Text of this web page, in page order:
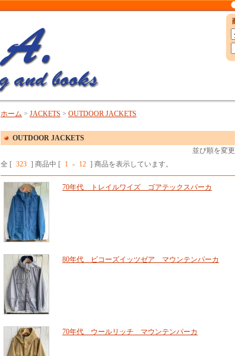
ホーム > JACKETS > OUTDOOR JACKETS
OUTDOOR JACKETS
並び順を変更
全 [ 323 ] 商品中 [ 1 - 12 ] 商品を表示しています。
70年代 トレイルワイズ ゴアテックスパーカ
80年代 ビコーズイッツゼア マウンテンパーカ
70年代 ウールリッチ マウンテンパーカ